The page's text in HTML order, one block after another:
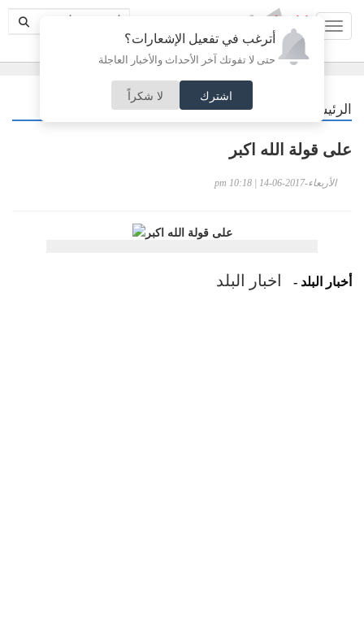
أترغب في تفعيل الإشعارات؟
حتى لا تفوتك آخر الأحداث والأخبار العاجلة
اشترك لا شكراً
الرئيسية
على قولة الله اكبر
الأربعاء-2017-06-14 | 10:18 pm
أخبار البلد - اخبار البلد